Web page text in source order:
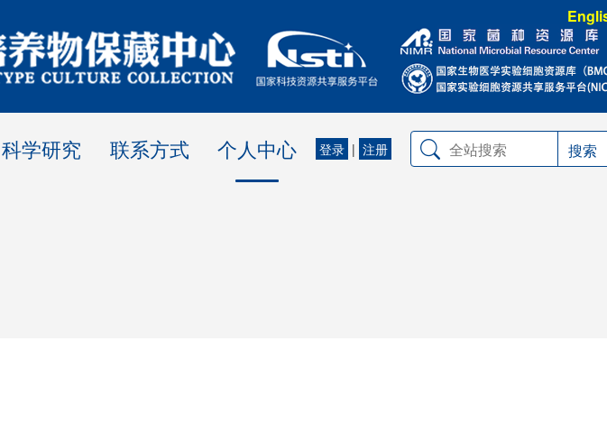
科学研究 联系方式 个人中心 登录 | 注册 搜索